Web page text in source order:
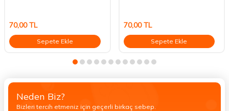
70,00TL
Sepete Ekle
70,00TL
Sepete Ekle
Neden Biz?
Bizleri tercih etmeniz için geçerli birkaç sebep.